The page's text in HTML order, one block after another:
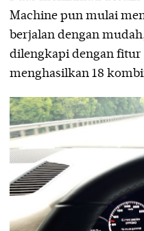
Machine pun mulai
berjalan dengan
dilengkapi dengan
menghasilkan 18